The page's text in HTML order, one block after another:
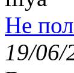
Не
19/06/